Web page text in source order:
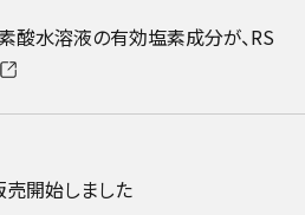
酸水溶液の有効塩素成分が、RS
開始しました